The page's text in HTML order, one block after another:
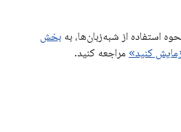
استفاده از شبه‌زبان‌ها، به بخش
کنید» مراجعه کنید.